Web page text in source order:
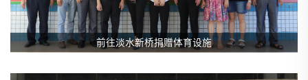
前往淡水新桥捐赠体育设施